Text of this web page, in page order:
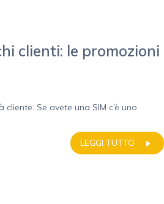
clienti: le promozioni
Se avete una SIM c’è uno
LEGGI TUTTO